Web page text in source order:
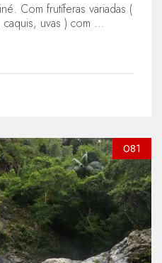
Com frutíferas variadas (
caquis, uvas ) com ...
081